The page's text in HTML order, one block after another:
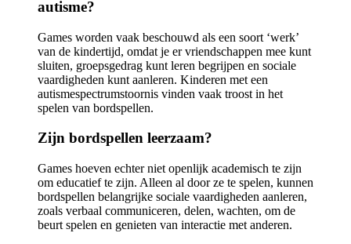
autisme?
Games worden vaak beschouwd als een soort ‘werk’
van de kindertijd, omdat je er vriendschappen mee kunt
sluiten, groepsgedrag kunt leren begrijpen en sociale
vaardigheden kunt aanleren. Kinderen met een
autismespectrumstoornis vinden vaak troost in het
spelen van bordspellen.
Zijn bordspellen leerzaam?
Games hoeven echter niet openlijk academisch te zijn
om educatief te zijn. Alleen al door ze te spelen, kunnen
bordspellen belangrijke sociale vaardigheden aanleren,
zoals verbaal communiceren, delen, wachten, om de
beurt spelen en genieten van interactie met anderen.